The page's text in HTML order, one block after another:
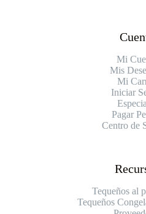
Mi
Mis
Mi
Iniciar
Pagar
Centro de
Tequeños al
Tequeños